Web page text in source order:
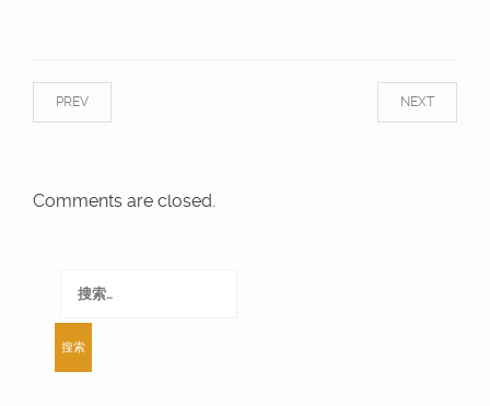
NEXT
PREV
Comments are closed.
索：